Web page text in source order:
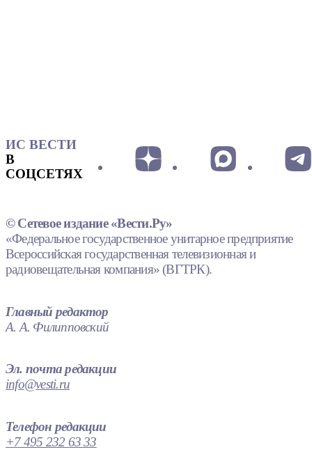
ИС ВЕСТИ
В
СОЦСЕТЯХ
© Сетевое издание «Вести.Ру»
«Федеральное государственное унитарное предприятие
Всероссийская государственная телевизионная и
радиовещательная компания» (ВГТРК).
Главный редактор
А. А. Филипповский
Эл. почта редакции
info@vesti.ru
Телефон редакции
+7 495 232 63 33